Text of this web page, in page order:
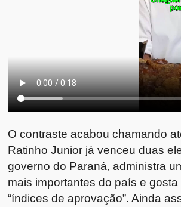
O contraste acabou chamando
Ratinho Junior já venceu duas
governo do Paraná, administra
mais importantes do país e
“índices de aprovação”. Ainda